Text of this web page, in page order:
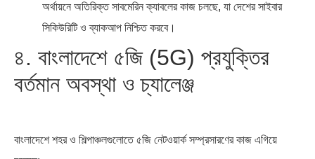
অর্থায়নে অতিরিক্ত সাবমেরিন ক্যাবলের কাজ চলছে, যা দেশের সাইবার
সিকিউরিটি ও ব্যাকআপ নিশ্চিত করবে।
৪. বাংলাদেশে ৫জি (5G) প্রযুক্তির
বর্তমান অবস্থা ও চ্যালেঞ্জ
বাংলাদেশে শহর ও শিল্পাঞ্চলগুলোতে ৫জি নেটওয়ার্ক সম্প্রসারণের কাজ এগিয়ে